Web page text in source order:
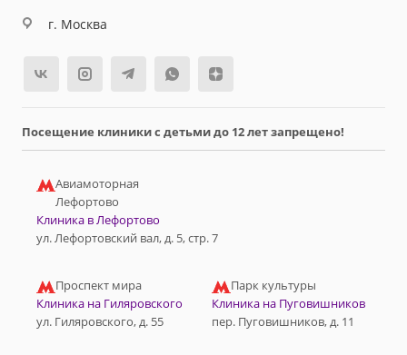
г. Москва
Посещение клиники с детьми до 12 лет запрещено!
Авиамоторная
Лефортово
Клиника в Лефортово
ул. Лефортовский вал, д. 5, стр. 7
Проспект мира
Клиника на Гиляровского
ул. Гиляровского, д. 55
Парк культуры
Клиника на Пуговишников
пер. Пуговишников, д. 11